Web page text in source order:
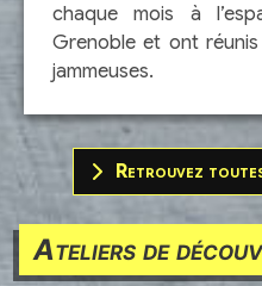
chaque mois à
Grenoble et ont
jammeuses.
Retrouvez
Ateliers de